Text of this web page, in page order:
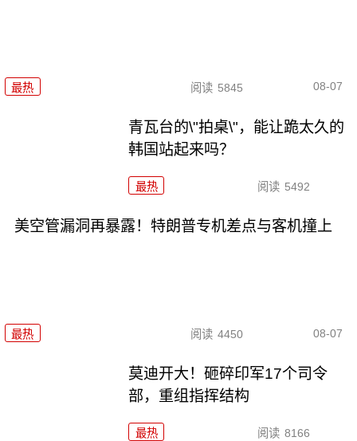
最热 阅读 5845 08-07
青瓦台的\"拍桌\"，能让跪太久的
韩国站起来吗？
最热 阅读 5492
美空管漏洞再暴露！特朗普专机差点与客机撞上
最热 阅读 4450 08-07
莫迪开大！砸碎印军17个司令
部，重组指挥结构
最热 阅读 8166